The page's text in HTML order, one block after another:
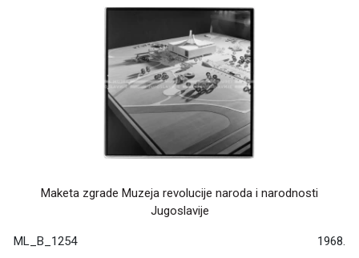
Maketa zgrade Muzeja revolucije naroda i narodnosti
Jugoslavije
ML_B_1254 1968.